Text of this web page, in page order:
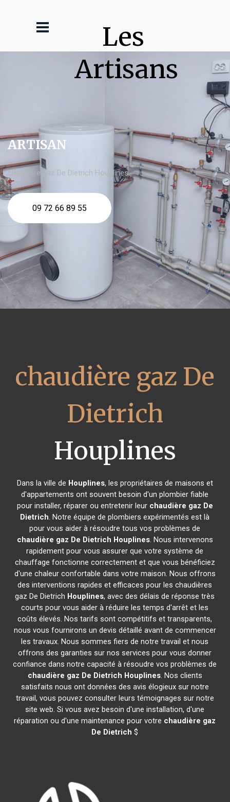
Les
Artisans
ARTISAN
chaudière gaz De Dietrich Houplines
09 72 66 89 55
chaudière gaz De
Dietrich
Houplines
Dans la ville de Houplines, les propriétaires de maisons et
d'appartements ont souvent besoin d'un plombier fiable
pour installer, réparer ou entretenir leur chaudière gaz De
Dietrich. Notre équipe de plombiers expérimentés est là
pour vous aider à résoudre tous vos problèmes de
chaudière gaz De Dietrich Houplines. Nous intervenons
rapidement pour vous assurer que votre système de
chauffage fonctionne correctement et que vous bénéficiez
d'une chaleur confortable dans votre maison. Nous offrons
des interventions rapides et efficaces pour les chaudières
gaz De Dietrich Houplines, avec des délais de réponse très
courts pour vous aider à réduire les temps d'arrêt et les
coûts élevés. Nos tarifs sont compétitifs et transparents,
nous vous fournirons un devis détaillé avant de commencer
les travaux. Nous sommes fiers de notre travail et nous
offrons des garanties sur nos services pour vous donner
confiance dans notre capacité à résoudre vos problèmes de
chaudière gaz De Dietrich Houplines. Nos clients
satisfaits nous ont données des avis élogieux sur notre
travail, vous pouvez consulter leurs témoignages sur notre
site web. Si vous avez besoin d'une installation, d'une
réparation ou d'une maintenance pour votre chaudière gaz
De Dietrich $